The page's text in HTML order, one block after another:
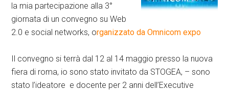
la mia partecipazione alla 3°
giornata di un convegno su Web
2.0 e social networks, organizzato da Omnicom expo
Il convegno si terrà dal 12 al 14 maggio presso la nuova
fiera di roma, io sono stato invitato da STOGEA, – sono
stato l’ideatore e docente per 2 anni dell’Executive